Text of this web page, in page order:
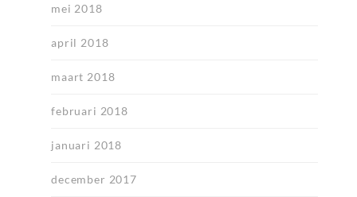
mei 2018
april 2018
maart 2018
februari 2018
januari 2018
december 2017